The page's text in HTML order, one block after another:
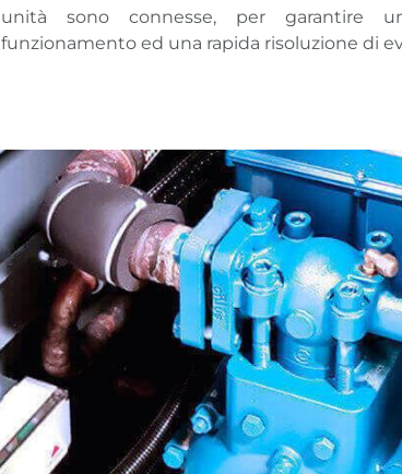
unità sono connesse, per garantire
funzionamento ed una rapida risoluzione di